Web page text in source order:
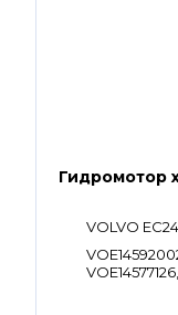
Гидромотор
VOLVO